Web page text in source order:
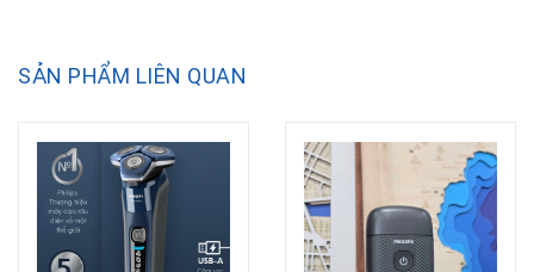
SẢN PHẨM LIÊN QUAN